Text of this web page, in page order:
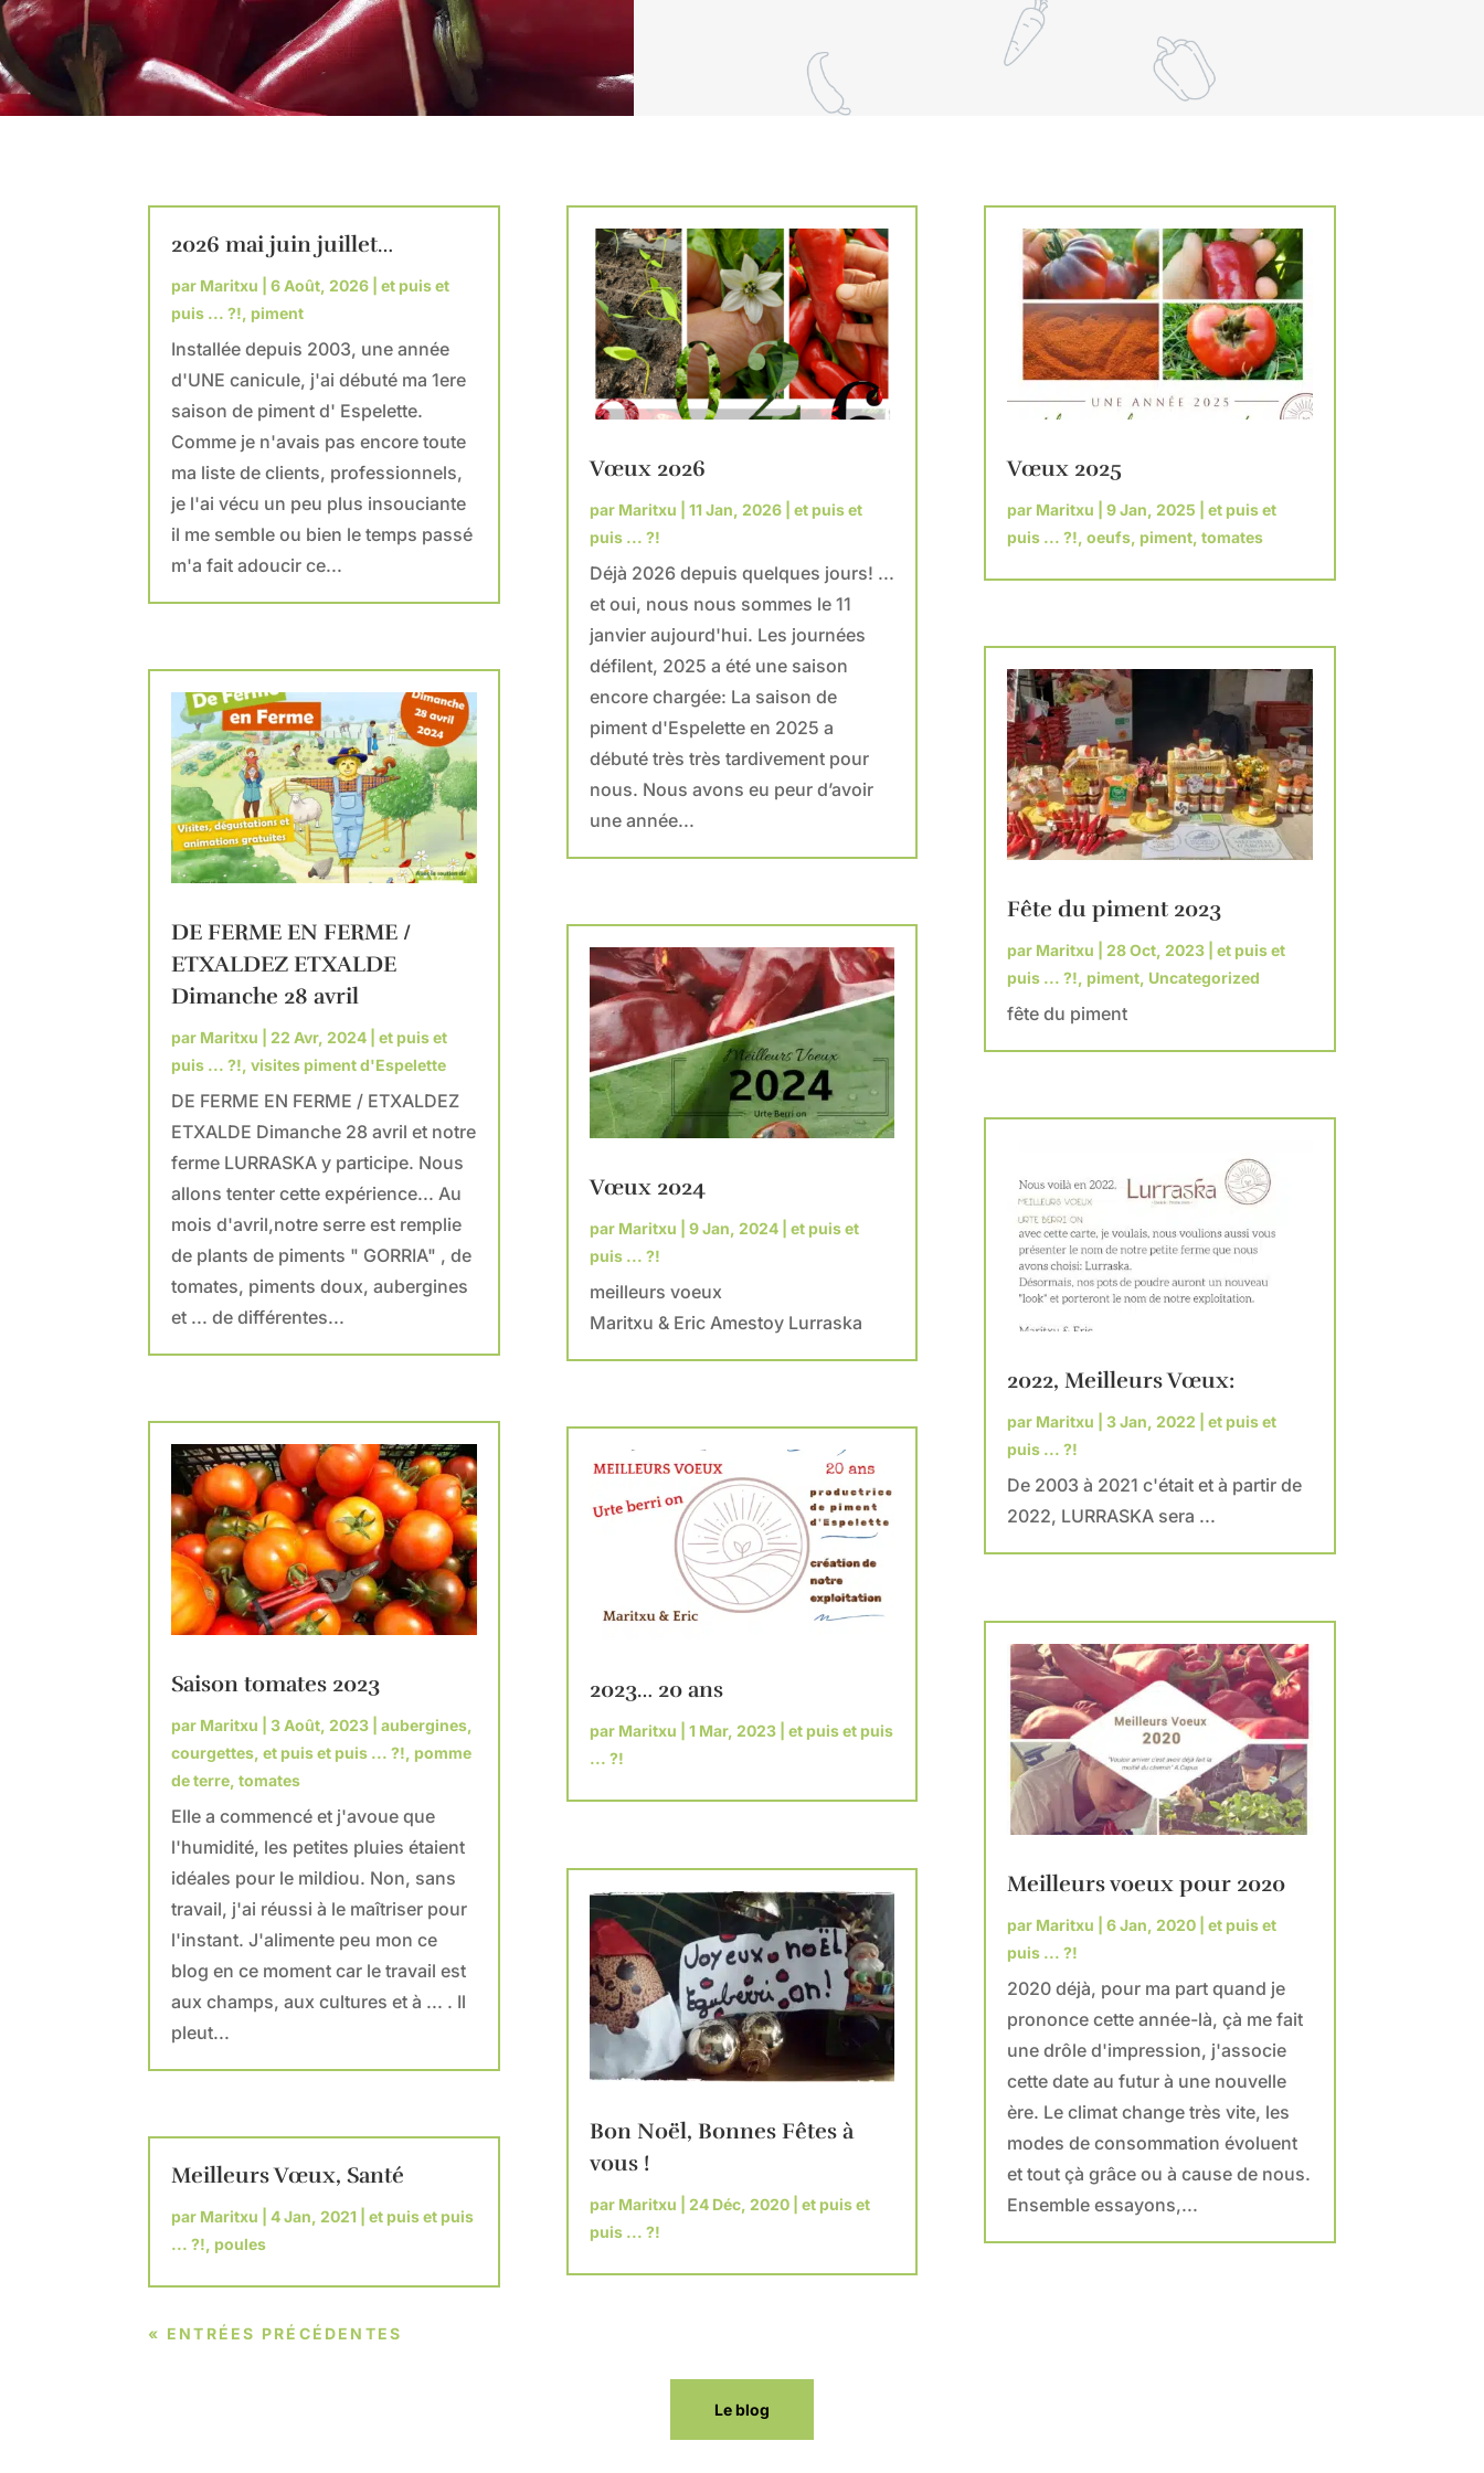
2026 mai juin juillet…
par Maritxu |6 Août, 2026 |et puis et
puis ... ?!, piment
Installée depuis 2003, une année
d'UNE canicule, j'ai débuté ma 1ere
saison de piment d' Espelette.
Comme je n'avais pas encore toute
ma liste de clients, professionnels,
je l'ai vécu un peu plus insouciante
il me semble ou bien le temps passé
m'a fait adoucir ce...
DE FERME EN FERME /
ETXALDEZ ETXALDE
Dimanche 28 avril
par Maritxu |22 Avr, 2024 |et puis et
puis ... ?!,visites piment d'Espelette
DE FERME EN FERME / ETXALDEZ
ETXALDE Dimanche 28 avril et notre
ferme LURRASKA y participe. Nous
allons tenter cette expérience... Au
mois d'avril,notre serre est remplie
de plants de piments " GORRIA" , de
tomates, piments doux, aubergines
et ... de différentes...
Saison tomates 2023
par Maritxu |3 Août, 2023 |aubergines,
courgettes,et puis et puis ... ?!, pomme
de terre,tomates
Elle a commencé et j'avoue que
l'humidité, les petites pluies étaient
idéales pour le mildiou. Non, sans
travail, j'ai réussi à le maîtriser pour
l'instant. J'alimente peu mon ce
blog en ce moment car le travail est
aux champs, aux cultures et à ... . Il
pleut...
Meilleurs Vœux, Santé
par Maritxu |4 Jan, 2021 |et puis et puis
... ?!, poules
Vœux 2026
par Maritxu 11 Jan, 2026| et puis et
puis ... ?!
Déjà 2026 depuis quelques jours! ...
et oui, nous nous sommes le 11
janvier aujourd'hui. Les journées
défilent, 2025 a été une saison
encore chargée: La saison de
piment d'Espelette en 2025 a
débuté très très tardivement pour
nous. Nous avons eu peur d’avoir
une année...
Vœux 2024
par Maritxu 9 Jan, 2024| et puis et
puis ... ?!
meilleurs voeux
Maritxu & Eric Amestoy Lurraska
2023… 20 ans
par Maritxu 1 Mar, 2023| et puis et puis
... ?!
Bon Noël, Bonnes Fêtes à
vous !
par Maritxu 24 Déc, 2020| et puis et
puis ... ?!
Vœux 2025
par Maritxu 9 Jan, 2025
et puis et
puis ... ?!, oeufs, piment, tomates
Fête du piment 2023
par Maritxu 28 Oct, 2023| et puis et
puis ... ?!, piment, Uncategorized
fête du piment
2022, Meilleurs Vœux:
par Maritxu 3 Jan, 2022
et puis et
puis ... ?!
De 2003 à 2021 c'était et à partir de
2022, LURRASKA sera ...
Meilleurs voeux pour 2020
par Maritxu 6 Jan, 2020| et puis et
puis ... ?!
2020 déjà, pour ma part quand je
prononce cette année-là, çà me fait
une drôle d'impression, j'associe
cette date au futur à une nouvelle
ère. Le climat change très vite, les
modes de consommation évoluent
et tout çà grâce ou à cause de nous.
Ensemble essayons,...
« ENTRÉES PRÉCÉDENTES
Le blog